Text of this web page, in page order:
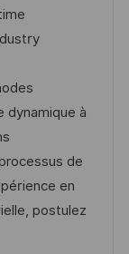
dynamique à
de
en
postulez